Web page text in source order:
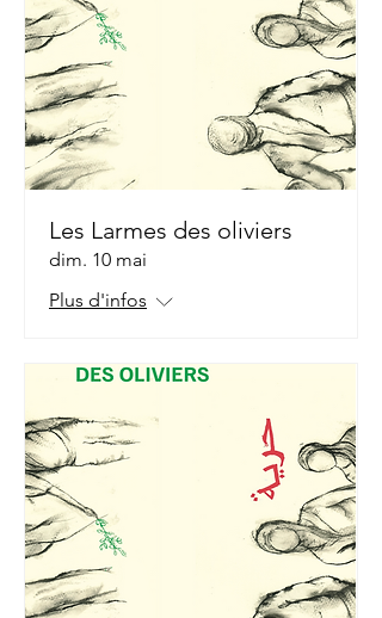
Les Larmes des oliviers
dim. 10 mai
Plus d'infos